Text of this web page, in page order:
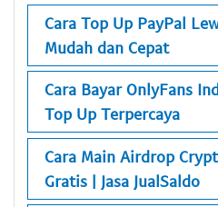
Cara Top Up PayPal
Mudah dan Cepat
Cara Bayar OnlyFans
Top Up Terpercaya
Cara Main Airdrop
Gratis | Jasa JualSaldo